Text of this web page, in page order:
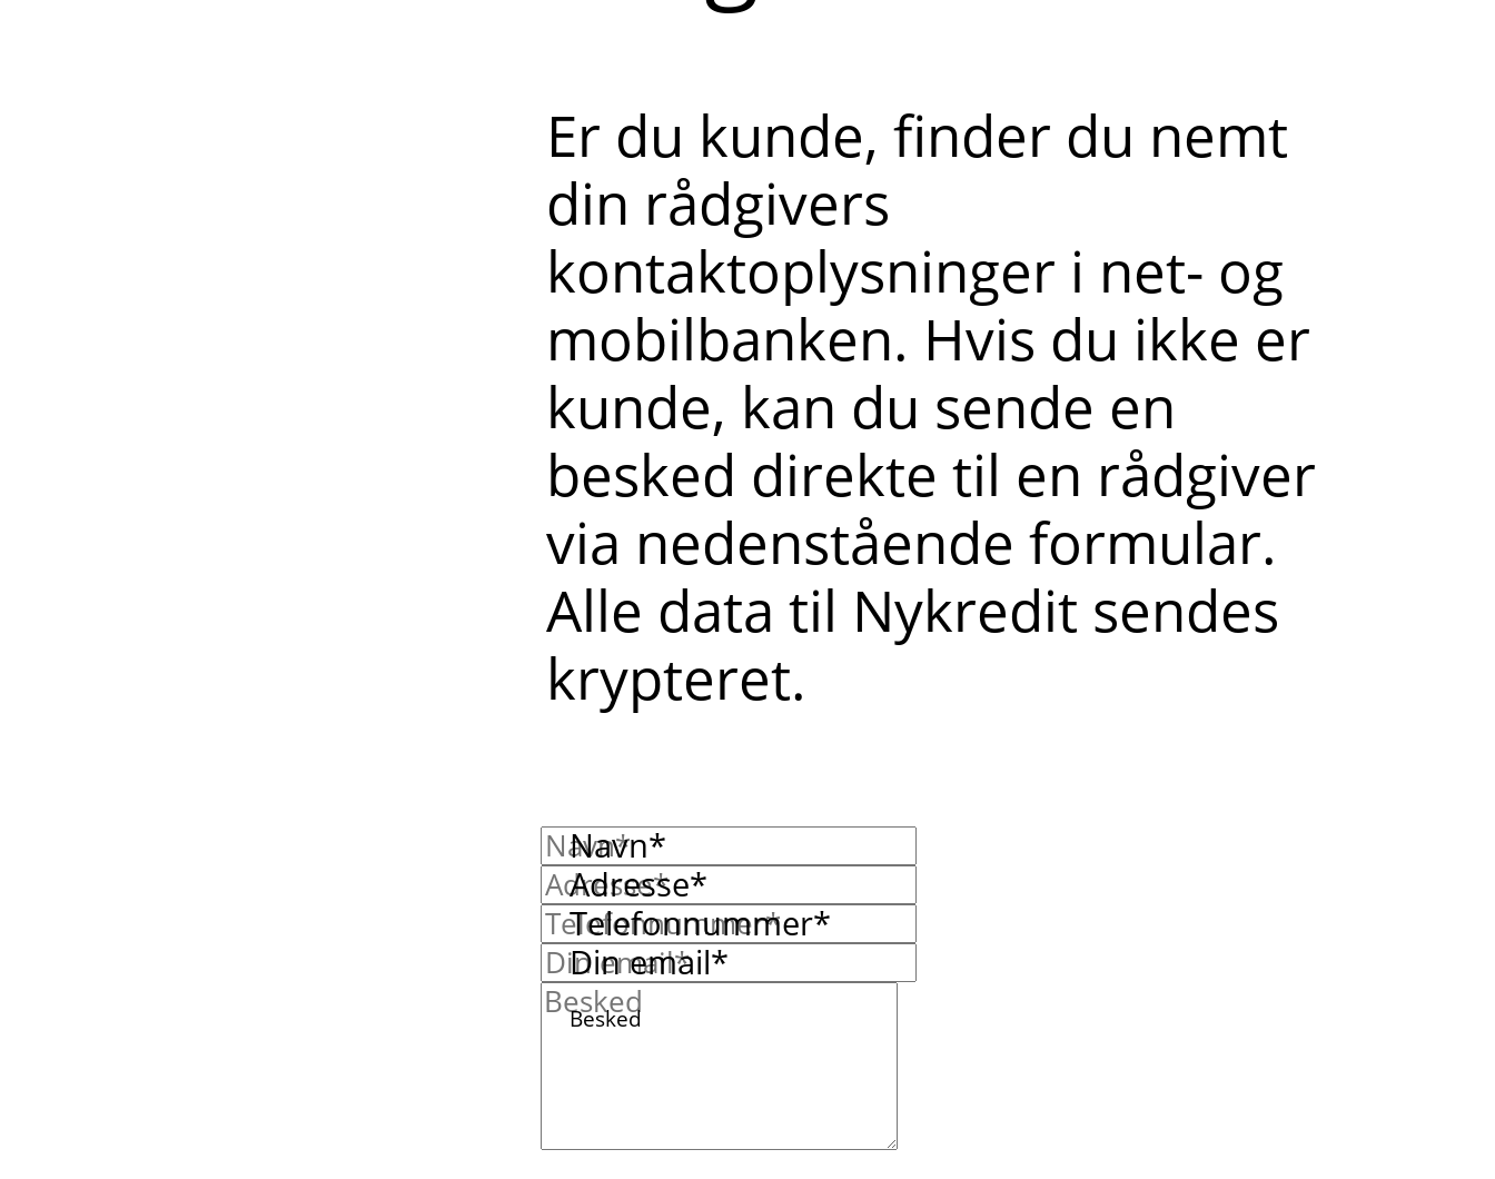
Er du kunde, finder du nemt
din rådgivers
kontaktoplysninger i net- og
mobilbanken. Hvis du ikke er
kunde, kan du sende en
besked direkte til en rådgiver
via nedenstående formular.
Alle data til Nykredit sendes
krypteret.
Navn*
Adresse*
Telefonnummer*
Din email*
Besked